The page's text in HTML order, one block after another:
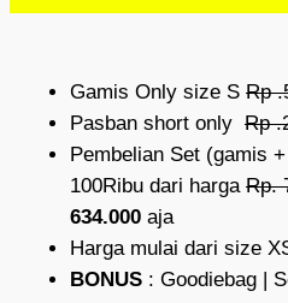
Gamis Only size S Rp
Pasban short only Rp
Pembelian Set (gamis
100Ribu dari harga Rp.
634.000 aja
Harga mulai dari size
BONUS : Goodiebag |